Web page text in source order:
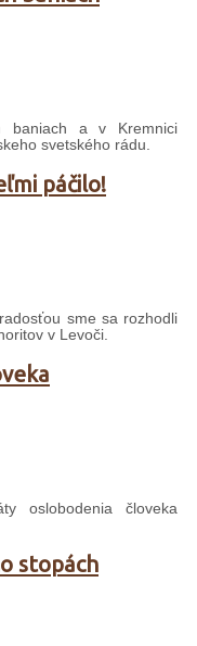
baniach a v Kremnici
svetského rádu.
páčilo!
sme sa rozhodli
v Levoči.
oslobodenia človeka
stopách